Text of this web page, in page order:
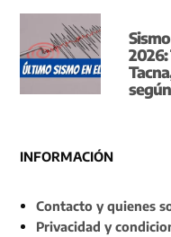
2026:
INFORMACIÓN
Contacto y quienes
Privacidad y